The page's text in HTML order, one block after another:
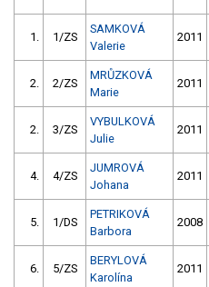
1. 1/ZS
SAMKOVÁ
Valerie
2011
2. 2/ZS
MRŮZKOVÁ
Marie
2011
2. 3/ZS
VYBULKOVÁ
Julie
2011
4. 4/ZS
JUMROVÁ
Johana
2011
5. 1/DS
PETRIKOVÁ
Barbora
2008
6. 5/ZS
BERYLOVÁ
Karolína
2011